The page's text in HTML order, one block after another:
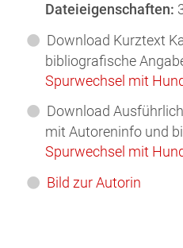
Dateieigenschaften:
Download Kurztext
bibliografische
Spurwechsel mit
Download
mit Autoreninfo und
Spurwechsel mit
Bild zur Autorin